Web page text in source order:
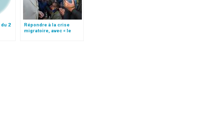
2
Répondre à la crise
migratoire, avec « le